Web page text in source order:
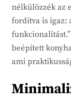
nélkülözzék az
fordítva is igaz:
beépített
ami